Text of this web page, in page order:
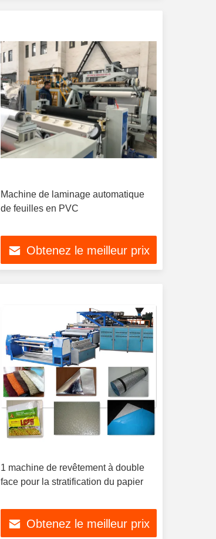
Machine de laminage automatique
de feuilles en PVC
Obtenez le meilleur prix
1 machine de revêtement à double
face pour la stratification du papier
Obtenez le meilleur prix